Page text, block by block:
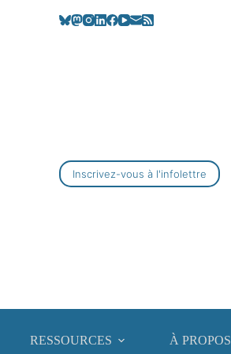
Inscrivez-vous à l'infolettre
RESSOURCES À PROPOS